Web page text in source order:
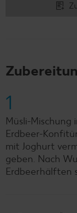
1
Müsli-Mischung
Erdbeer-
mit Joghurt
geben. Nach
Erdbeerhälften